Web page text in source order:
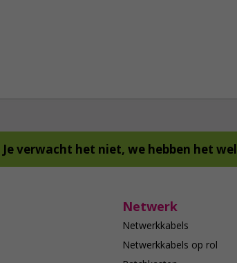
Je verwacht het niet, we hebben het wel
Netwerk
Netwerkkabels
Netwerkkabels op rol